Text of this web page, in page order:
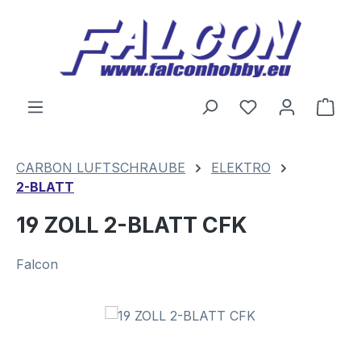
Zum Hauptinhalt springen
Du hast 0
CARBON LUFTSCHRAUBE
ELEKTRO
2-BLATT
19 ZOLL 2-BLATT CFK
Falcon
Bildergalerie überspringen